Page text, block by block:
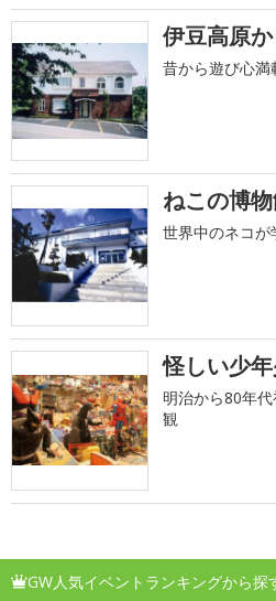
伊豆高原
昔から遊び心
ねこの博
世界中のネコ
怪しい少
明治から80年
観
GW人気イベントランキングから探